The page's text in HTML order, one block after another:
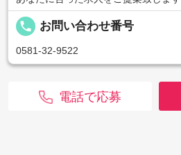
local_phone お問い合わせ番号
0581-32-9522
電話で応募